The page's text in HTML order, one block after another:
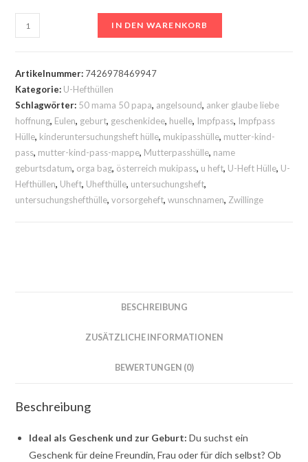
Heft
Eule
auf
der
Wimpelkette
in
rosa
mit
IN DEN WARENKORB
Artikelnummer: 7426978469947
Kategorie: U-Hefthüllen
Schlagwörter: 50 mama 50 papa, angelsound, anker glaube liebe
hoffnung, Eulen, geburt, geschenkidee, huelle, Impfpass, Impfpass
Hülle, kinderuntersuchungsheft hülle, mukipasshülle, mutter-kind-
pass, mutter-kind-pass-mappe, Mutterpasshülle, name
geburtsdatum, orga bag, österreich mukipass, u heft, U-Heft Hülle, U-
Hefthüllen, Uheft, Uhefthülle, untersuchungsheft,
untersuchungshefthülle,vorsorgeheft,wunschnamen, Zwillinge
BESCHREIBUNG
ZUSÄTZLICHE INFORMATIONEN
BEWERTUNGEN (0)
Beschreibung
Ideal als Geschenk und zur Geburt: Du suchst ein
Geschenk für deine Freundin, Frau oder für dich selbst? Ob